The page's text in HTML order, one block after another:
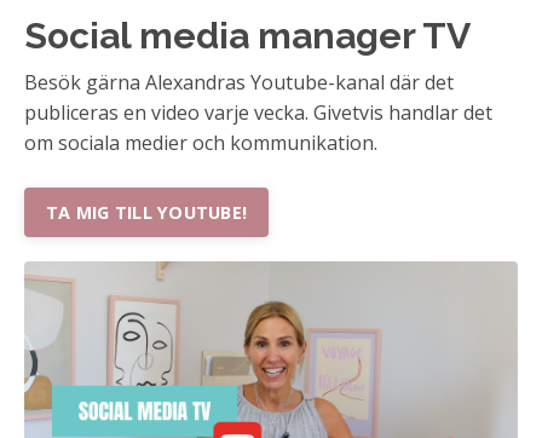
Social media manager TV
Besök gärna Alexandras Youtube-kanal där det
publiceras en video varje vecka. Givetvis handlar det
om sociala medier och kommunikation.
TA MIG TILL YOUTUBE!